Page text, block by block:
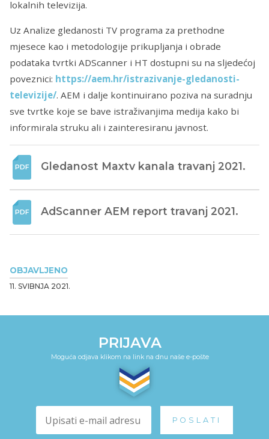
OBJAVLJENO
11. SVIBNJA 2021.
lokalnih televizija.
Uz Analize gledanosti TV programa za prethodne
mjesece kao i metodologije prikupljanja i obrade
podataka tvrtki ADScanner i HT dostupni su na sljedećoj
poveznici: https://aem.hr/istrazivanje-gledanosti-
televizije/. AEM i dalje kontinuirano poziva na suradnju
sve tvrtke koje se bave istraživanjima medija kako bi
informirala struku ali i zainteresiranu javnost.
Gledanost Maxtv kanala travanj 2021.
AdScanner AEM report travanj 2021.
PRIJAVA
Moguća odjava klikom na link na dnu naše e-pošte